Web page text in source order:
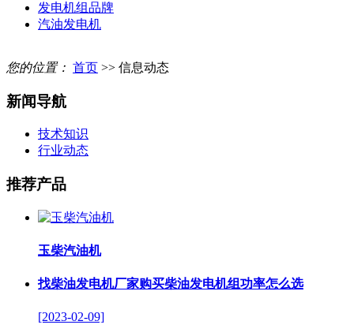
发电机组品牌
汽油发电机
您的位置： 首页 >> 信息动态
新闻导航
技术知识
行业动态
推荐产品
玉柴汽油机
找柴油发电机厂家购买柴油发电机组功率怎么选
[2023-02-09]